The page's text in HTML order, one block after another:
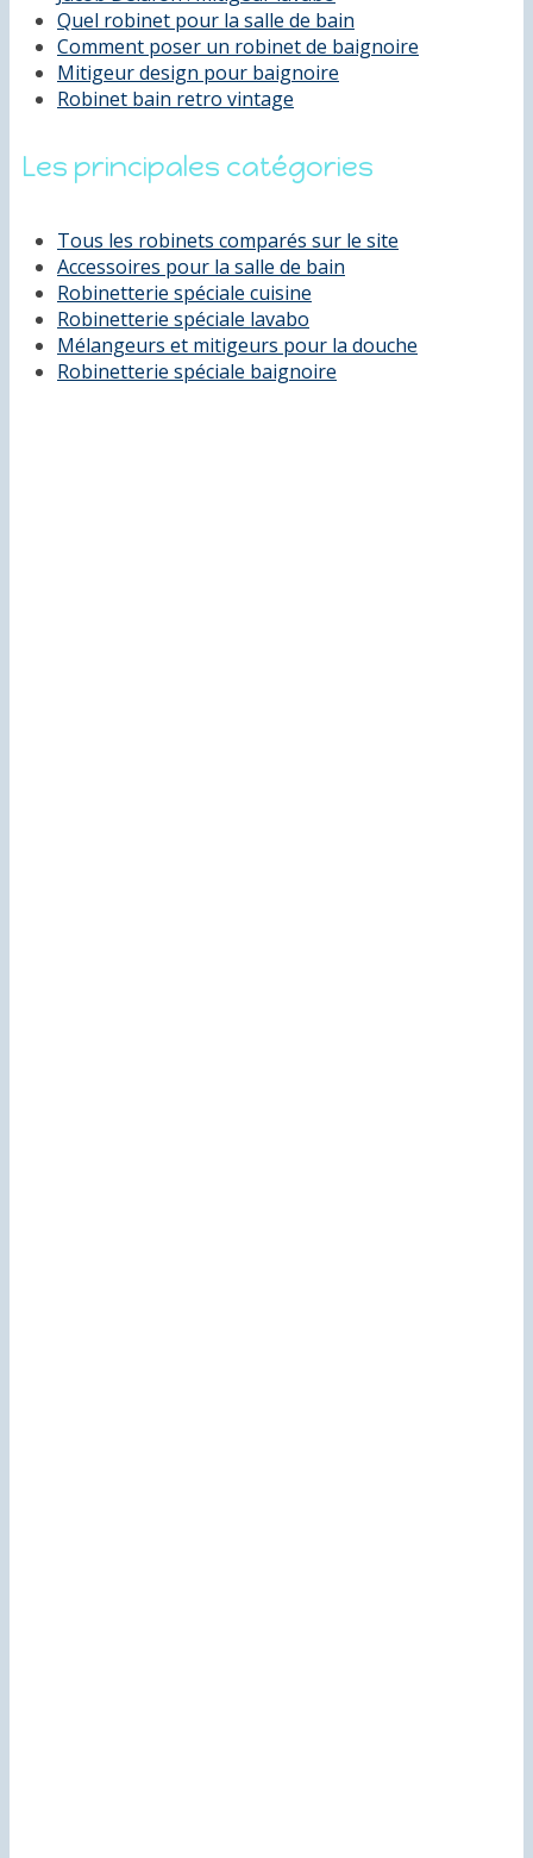
Quel robinet pour la salle de bain
Comment poser un robinet de baignoire
Mitigeur design pour baignoire
Robinet bain retro vintage
Les principales catégories
Tous les robinets comparés sur le site
Accessoires pour la salle de bain
Robinetterie spéciale cuisine
Robinetterie spéciale lavabo
Mélangeurs et mitigeurs pour la douche
Robinetterie spéciale baignoire